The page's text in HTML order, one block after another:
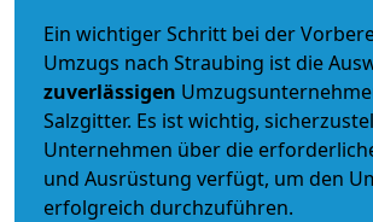
Ein wichtiger Schritt bei der
Umzugs nach Straubing ist die
zuverlässigen
Salzgitter. Es ist wichtig,
Unternehmen über die
und Ausrüstung verfügt, um den
erfolgreich durchzuführen.